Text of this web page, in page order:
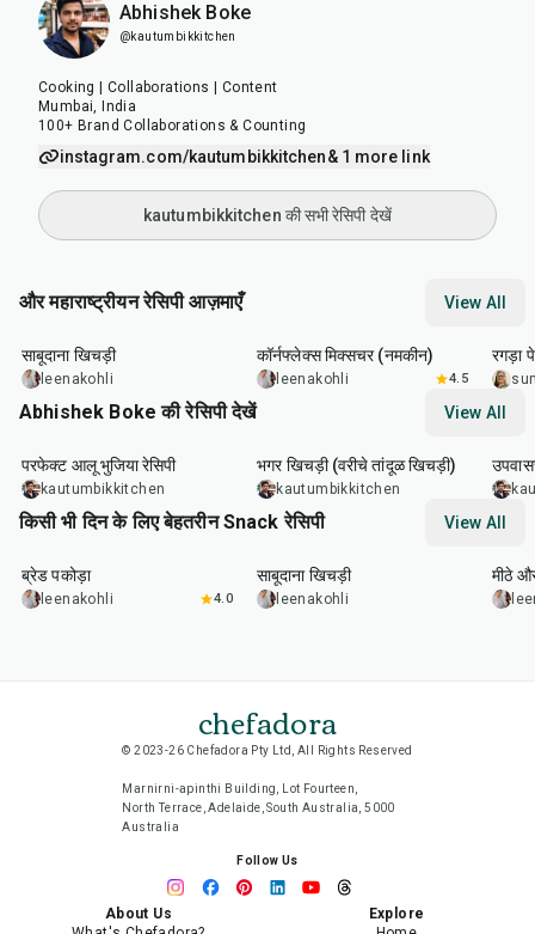
Abhishek Boke
@kautumbikkitchen
Cooking | Collaborations | Content
Mumbai, India
100+ Brand Collaborations & Counting
instagram.com/kautumbikkitchen& 1 more link
kautumbikkitchen की सभी रेसिपी देखें
और महाराष्ट्रीयन रेसिपी आज़माएँ View All
5 20 min
साबूदाना खिचड़ी
leenakohli
कॉर्नफ्लेक्स मिक्सचर (नमकीन)
leenakohli 4.5
रगड़ा
Abhishek Boke की रेसिपी देखें View All
परफेक्ट आलू भुजिया रेसिपी
kautumbikkitchen
भगर खिचड़ी (वरीचे तांदूळ खिचड़ी)
kautumbikkitchen
किसी भी दिन के लिए बेहतरीन Snack रेसिपी View All
15
ब्रेड पकोड़ा
leenakohli 4.0
hr 20
साबूदाना खिचड़ी
leenakohli
मीठे
chefadora
© 2023-26 Chefadora Pty Ltd, All Rights Reserved
Marnirni-apinthi Building, Lot Fourteen,
North Terrace, Adelaide, South Australia, 5000
Australia
Follow Us
About Us
Explore